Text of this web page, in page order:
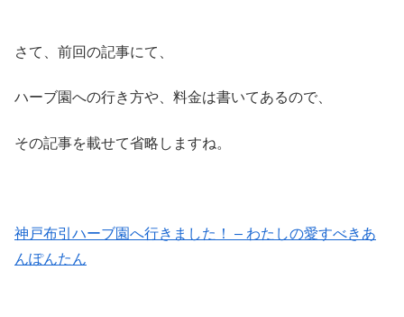
さて、前回の記事にて、
ハーブ園への行き方や、料金は書いてあるので、
その記事を載せて省略しますね。
神戸布引ハーブ園へ行きました！ – わたしの愛すべきあ
んぽんたん